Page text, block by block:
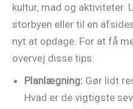
kultur, mad og aktiviteter.
storbyen eller til en
nyt at opdage. For at få
overvej disse tips:
Planlægning: Gør lidt
Hvad er de vigtigste